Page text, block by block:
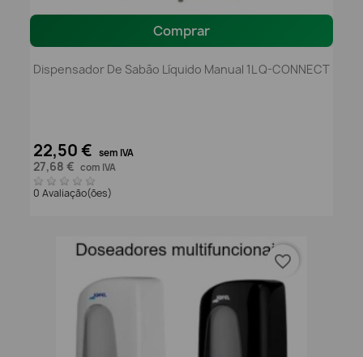
Comprar
Dispensador De Sabão Líquido Manual 1L Q-CONNECT
22,50 € sem IVA
27,68 € com IVA
0 Avaliação(ões)
favorite_border